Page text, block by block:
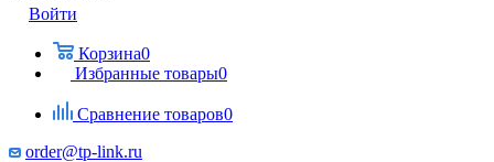
Войти
Корзина0
Избранные товары0
Сравнение товаров0
order@tp-link.ru